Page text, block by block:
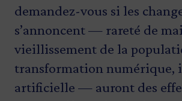
demandez-vous si les
s’annoncent — rareté de
vieillissement de la
transformation numérique,
artificielle — auront des